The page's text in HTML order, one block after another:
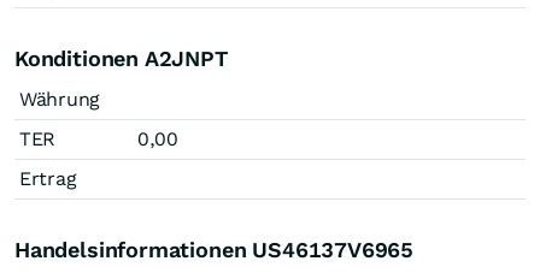
Konditionen A2JNPT
Währung
TER
0,00
Ertrag
Handelsinformationen US46137V6965